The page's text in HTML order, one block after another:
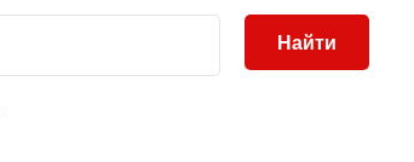
Найти